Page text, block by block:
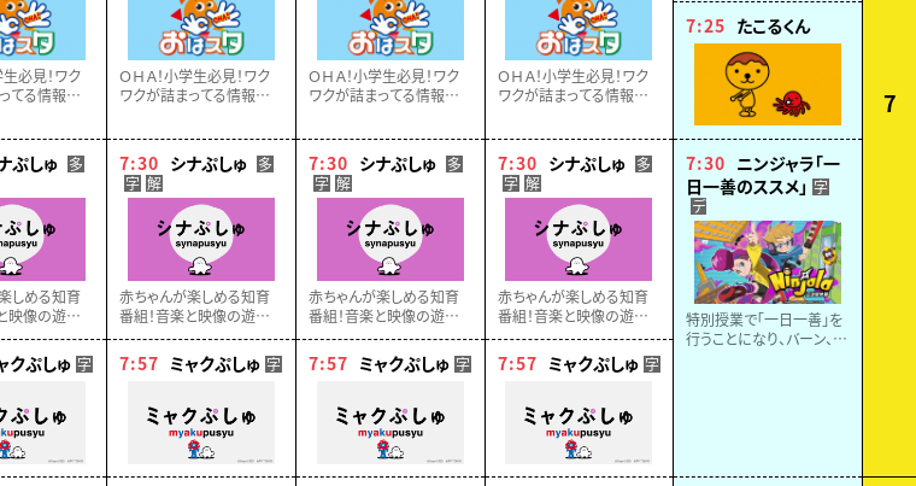
生必見！ワク
てる情報ステ
…見逃せない
届け！！
ぷしゅ 多
しめる知育
映像の遊び、
、自然など▽
ラボ監修
クぷしゅ 字
ＯＨＡ！小学生必見！ワク
ワクが詰まってる情報ステ
メ、映画など…見逃せない
最新情報をお届け！！
7:30 シナぷしゅ 多
字 解
赤ちゃんが楽しめる知育
番組！音楽と映像の遊び、
ことば、食育、自然など▽
東大赤ちゃんラボ監修
7:57 ミャクぷしゅ 字
ＯＨＡ！小学生必見！ワク
ワクが詰まってる情報ステ
メ、映画など…見逃せない
最新情報をお届け！！
7:30 シナぷしゅ
多
字 解
赤ちゃんが楽しめる知育
番組！音楽と映像の遊び、
ことば、食育、自然など▽
東大赤ちゃんラボ監修
7:57 ミャクぷしゅ 字
ＯＨＡ！小学生必見！ワク
ワクが詰まってる情報ステ
メ、映画など…見逃せない
最新情報をお届け！！
7:30 シナぷしゅ
多
字 解
赤ちゃんが楽しめる知育
番組！音楽と映像の遊び、
ことば、食育、自然など▽
東大赤ちゃんラボ監修
7:57 ミャクぷしゅ 字
7
7:25 たこるくん
7:30 ニンジャラ「一
日一善のススメ」 字
デ
特別授業で「一日一善」を
行うことになり、バーン、カ